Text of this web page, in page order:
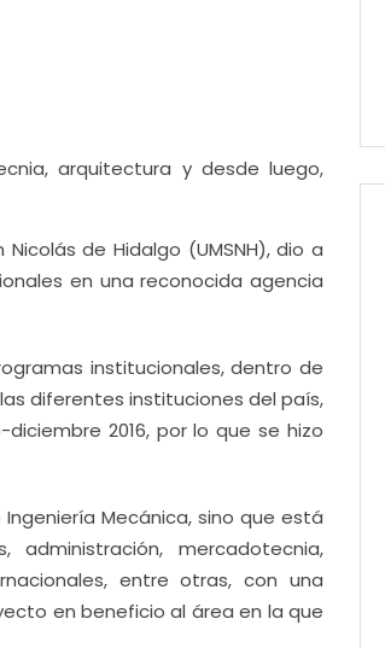
arquitectura y desde luego,
de Hidalgo (UMSNH), dio a
en una reconocida agencia
institucionales, dentro de
diferentes instituciones del país,
2016, por lo que se hizo
Mecánica, sino que está
mercadotecnia,
entre otras, con una
en beneficio al área en la que